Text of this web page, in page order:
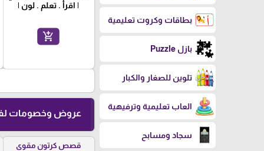
بطاقات وكروت تعليمية
بازل Puzzle
تلوين للصغار والكبار
العاب تعليمية وترفيهية
سجاد ومسابح
| اقرأ . تعلم . لون |
add_shopping_cart
عروض وخصومات
قصص كرتون مقوى